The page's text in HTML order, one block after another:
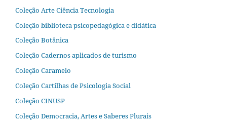
Coleção Arte Ciência Tecnologia
Coleção biblioteca psicopedagógica e didática
Coleção Botânica
Coleção Cadernos aplicados de turismo
Coleção Caramelo
Coleção Cartilhas de Psicologia Social
Coleção CINUSP
Coleção Democracia, Artes e Saberes Plurais